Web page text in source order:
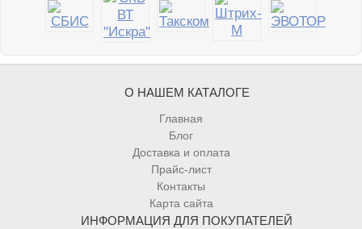
О НАШЕМ КАТАЛОГЕ
Главная
Блог
Доставка и оплата
Прайс-лист
Контакты
Карта сайта
ИНФОРМАЦИЯ ДЛЯ ПОКУПАТЕЛЕЙ